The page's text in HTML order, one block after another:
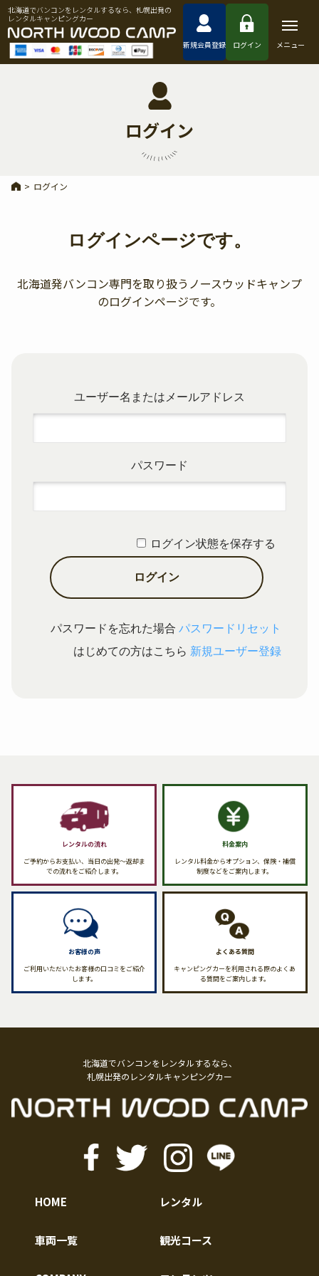
北海道でバンコンをレンタルするなら、札幌出発の
レンタルキャンピングカー
新規会員登録 ログイン メニュー
ログイン
> ログイン
ログインページです。
北海道発バンコン専門を取り扱うノースウッドキャンプ
のログインページです。
ユーザー名またはメールアドレス
パスワード
ログイン状態を保存する
パスワードを忘れた場合 パスワードリセット
はじめての方はこちら 新規ユーザー登録
レンタルの流れ
ご予約からお支払い、当日の出発〜返却ま
での流れをご紹介します。
料金案内
レンタル料金からオプション、保険・補償
制度などをご案内します。
お客様の声
ご利用いただいたお客様の口コミをご紹介
します。
よくある質問
キャンピングカーを利用される際のよくあ
る質問をご案内します。
北海道でバンコンをレンタルするなら、
札幌出発のレンタルキャンピングカー
HOME
車両一覧
レンタル
観光コース